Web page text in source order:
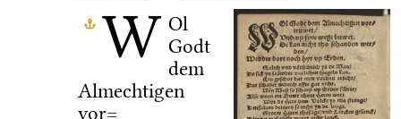
W Ol
Godt
dem
Almechtigen
vor=